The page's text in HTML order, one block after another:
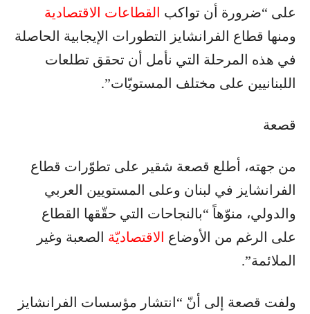
على “ضرورة أن تواكب القطاعات الاقتصادية
ومنها قطاع الفرانشايز التطورات الإيجابية الحاصلة
في هذه المرحلة التي نأمل أن تحقق تطلعات
اللبنانيين على مختلف المستويّات”.
قصعة
من جهته، أطلع قصعة شقير على تطوّرات قطاع
الفرانشايز في لبنان وعلى المستويين العربي
والدولي، منوّهاً “بالنجاحات التي حقّقها القطاع
على الرغم من الأوضاع الاقتصاديّة الصعبة وغير
الملائمة”.
ولفت قصعة إلى أنّ “انتشار مؤسسات الفرانشايز